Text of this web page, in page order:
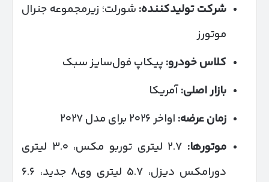
شرکت تولیدکننده: شورلت؛ زیرمجموعه جنرال
موتورز
کلاس خودرو: پیکاپ فول‌سایز سبک
بازار اصلی:آمریکا
زمان عرضه: اواخر ۲۰۲۶ برای مدل ۲۰۲۷
موتورها:
۲.۷ لیتری توربو مکس، ۳.۰ لیتری
دورامکس دیزل، ۵.۷ لیتری وی۸ جدید، ۶.۶